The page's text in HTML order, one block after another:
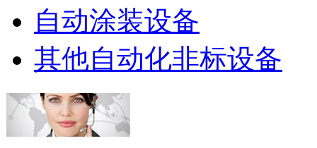
自动涂装设备
其他自动化非标设备